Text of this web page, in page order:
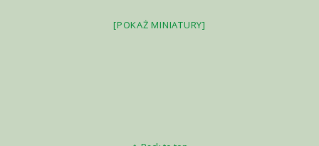
[POKAŻ MINIATURY]